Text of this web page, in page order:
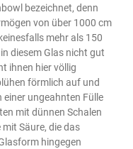
bezeichnet, denn
von über 1000 cm
mehr als 150
diesem Glas nicht gut
ihnen hier völlig
förmlich auf und
einer ungeahnten Fülle
mit dünnen Schalen
Säure, die das
hingegen